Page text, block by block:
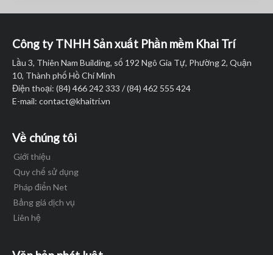
T
Công ty TNHH Sản xuất Phần mềm Khai Trí
Lầu 3, Thiên Nam Building, số 192 Ngô Gia Tự, Phường 2, Quận
10, Thành phố Hồ Chí Minh
Điện thoại: (84) 466 242 333 / (84) 462 555 424
E-mail: contact@khaitri.vn
Về chúng tôi
Giới thiệu
Quy chế sử dụng
Pháp điển Net
Bảng giá dịch vụ
Liên hệ